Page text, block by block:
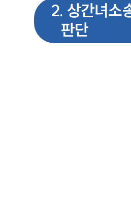
2. 상간녀소
판단